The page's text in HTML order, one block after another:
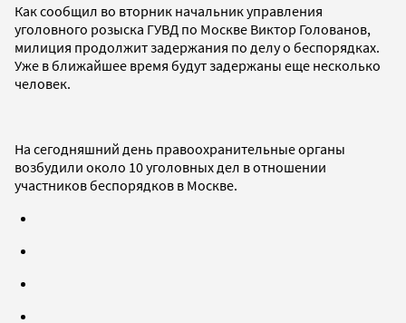
Как сообщил во вторник начальник управления
уголовного розыска ГУВД по Москве Виктор Голованов,
милиция продолжит задержания по делу о беспорядках.
Уже в ближайшее время будут задержаны еще несколько
человек.
На сегодняшний день правоохранительные органы
возбудили около 10 уголовных дел в отношении
участников беспорядков в Москве.